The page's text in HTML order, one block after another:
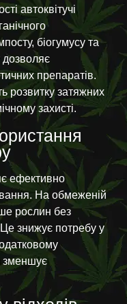
автоквітучі
біогумусу та
дозволяє
препаратів.
розвитку затяжних
захисті.
ефективно
На обмеженій
рослин без
знижує потребу у
зменшує